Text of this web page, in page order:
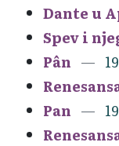
Dante u
Spev i
Pân
Pan